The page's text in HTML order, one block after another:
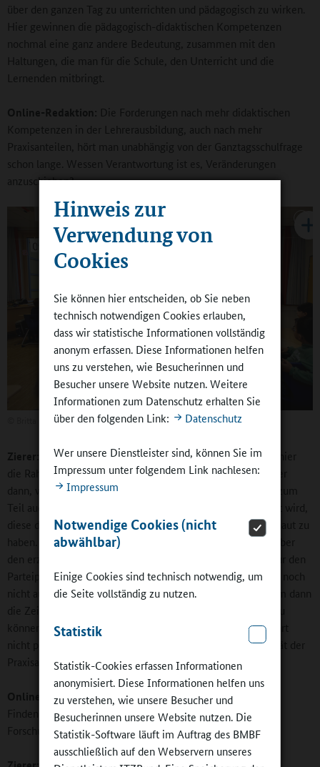
Hinweis zur
Verwendung von
Cookies
Sie können hier entscheiden, ob Sie neben
technisch notwendigen Cookies erlauben,
dass wir statistische Informationen vollständig
anonym erfassen. Diese Informationen helfen
uns zu verstehen, wie Besucherinnen und
Besucher unsere Website nutzen. Weitere
Informationen zum Datenschutz erhalten Sie
über den folgenden Link:
Datenschutz
Wer unsere Dienstleister sind, können Sie im
Impressum unter folgendem Link nachlesen:
Impressum
Notwendige Cookies (nicht
abwählbar)
Einige Cookies sind technisch notwendig, um
die Seite vollständig zu nutzen.
Statistik
Statistik-Cookies erfassen Informationen
anonymisiert. Diese Informationen helfen uns
zu verstehen, wie unsere Besucher und
Besucherinnen unsere Website nutzen. Die
Statistik-Software läuft im Auftrag des BMBF
ausschließlich auf den Webservern unseres
über den ganzen Tag zu unterrichten und pädagogisch zu wirken.
Hier gewinnen die pädagogisch-didaktischen Kompetenzen
nochmal eine ganz andere Bedeutung, zusammen mit den
Haltungen, die man für die Schule, den Unterricht und die
Lernenden mitbringt.
Online-Redaktion: Die Forderungen nach mehr didaktischen
Kompetenzen in der Lehrerausbildung, auch nach mehr
Praxisanteilen, hört man unabhängig von der Ganztagsschulfrage
schon lange. Wessen Verantwortung ist es, Veränderungen
anzuschieben?
Britta Hüning
Zierer:
Entscheidend ist zweifellos die Bildungspolitik, die hier
die Rahmenbedingungen setzt. Problematisch wird es immer
dann, wenn sich bildungspolitische mit weltanschaulichen, zum
Teil auch ideologischen Positionen überlappen und versucht wird,
diese durchzudrücken, ohne sich zuvor die Empirie angeschaut zu
haben. Insofern plädiere ich dafür, dass Politik auch gegenüber
den erziehungswissenschaftlichen Kenntnissen und nicht nur den
Parteiprogrammen offen sein muss. In den Fällen, in denen noch
nicht ausreichend Daten vorliegen, sollte man einem System dann
die Zeit einräumen, die es braucht, sich weiterentwickeln zu
können. Nebenbei bemerkt: EIn Mehr an Praxisanteilen führt
nicht per se zum Erfolg. Auch hier kommt es auf die Qualität der
Praxisanteile an.
Online-Redaktion:Nehmen wir doch konkret Ihre Person.
Finden Sie als Erziehungswissenschaftler mit Ihren
Forschungsergebnissen in der Politik Gehör?